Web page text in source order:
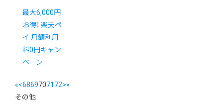
最大6,000円
お得！ 楽天ペ
イ 月額利用
料0円キャン
ペーン
«<68697071 72>»
その他